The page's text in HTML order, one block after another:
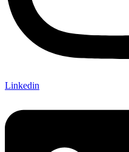
Linkedin